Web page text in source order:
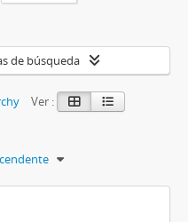
de búsqueda
Ver :